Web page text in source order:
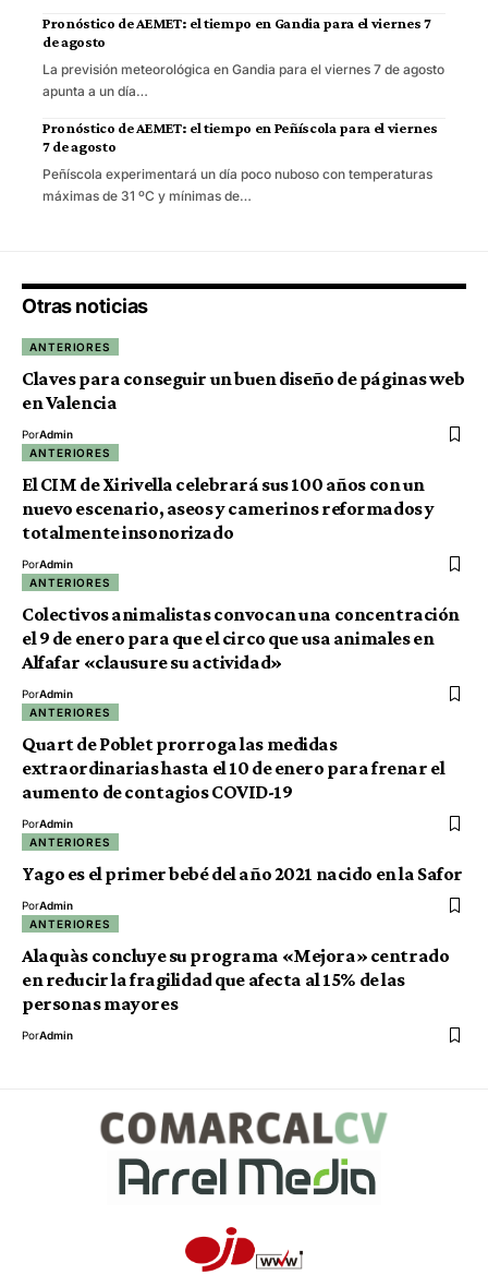
Pronóstico de AEMET: el tiempo en Gandia para el viernes 7
de agosto
La previsión meteorológica en Gandia para el viernes 7 de agosto
apunta a un día…
Pronóstico de AEMET: el tiempo en Peñíscola para el viernes
7 de agosto
Peñíscola experimentará un día poco nuboso con temperaturas
máximas de 31 ºC y mínimas de…
Otras noticias
ANTERIORES
Claves para conseguir un buen diseño de páginas web
en Valencia
PorAdmin
ANTERIORES
El CIM de Xirivella celebrará sus 100 años con un
nuevo escenario, aseos y camerinos reformados y
totalmente insonorizado
PorAdmin
ANTERIORES
Colectivos animalistas convocan una concentración
el 9 de enero para que el circo que usa animales en
Alfafar «clausure su actividad»
PorAdmin
ANTERIORES
Quart de Poblet prorroga las medidas
extraordinarias hasta el 10 de enero para frenar el
aumento de contagios COVID-19
PorAdmin
ANTERIORES
Yago es el primer bebé del año 2021 nacido en la Safor
PorAdmin
ANTERIORES
Alaquàs concluye su programa «Mejora» centrado
en reducir la fragilidad que afecta al 15% de las
personas mayores
PorAdmin